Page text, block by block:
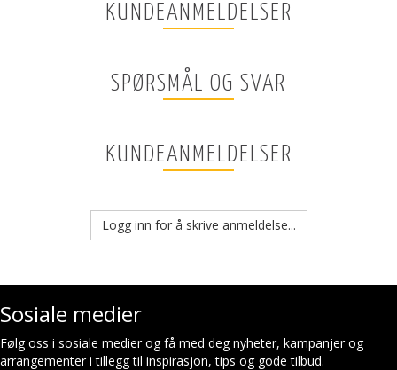
KUNDEANMELDELSER
SPØRSMÅL OG SVAR
KUNDEANMELDELSER
Logg inn for å skrive anmeldelse...
Sosiale medier
Følg oss i sosiale medier og få med deg nyheter, kampanjer og
arrangementer i tillegg til inspirasjon, tips og gode tilbud.